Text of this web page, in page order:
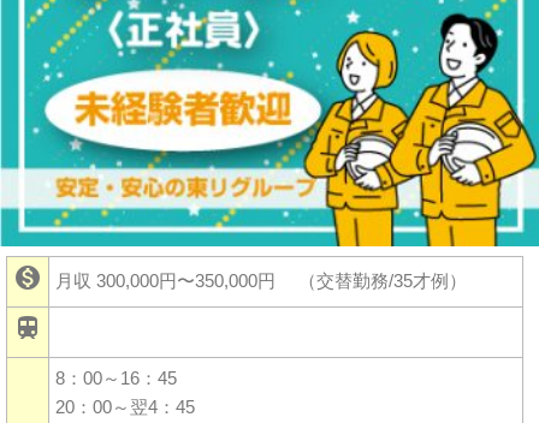
 月収 300,000円〜350,000円 （交替勤務/35才例）

8：00～16：45
20：00～翌4：45